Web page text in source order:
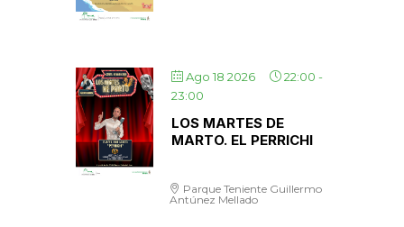
Ago 18 2026 22:00 -
23:00
LOS MARTES DE
MARTO. EL PERRICHI
Parque Teniente Guillermo
Antúnez Mellado